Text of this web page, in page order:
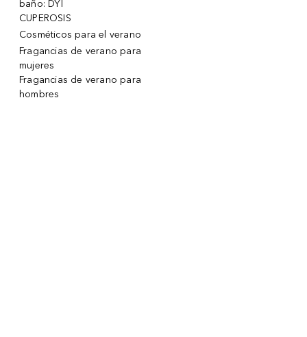
baño: DYI
CUPEROSIS
Cosméticos para el verano
Fragancias de verano para
mujeres
Fragancias de verano para
hombres